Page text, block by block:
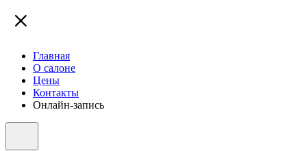
Главная
О салоне
Цены
Контакты
Онлайн-запись